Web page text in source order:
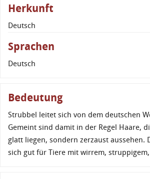
Herkunft
Deutsch
Sprachen
Deutsch
Bedeutung
Strubbel leitet sich von dem deutschen
Gemeint sind damit in der Regel Haare,
glatt liegen, sondern zerzaust aussehen.
sich gut für Tiere mit wirrem, struppigem,